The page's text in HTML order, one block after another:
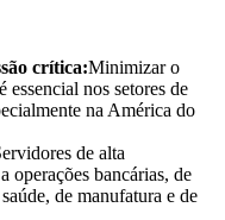
crítica:Minimizar o
nos setores de
na América do
de alta
operações bancárias, de
de manufatura e de